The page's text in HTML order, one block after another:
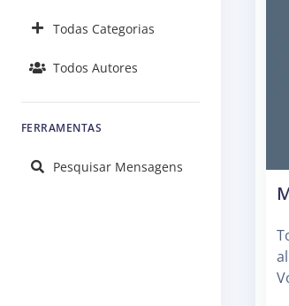
Todas Categorias
Todos Autores
FERRAMENTAS
Pesquisar Mensagens